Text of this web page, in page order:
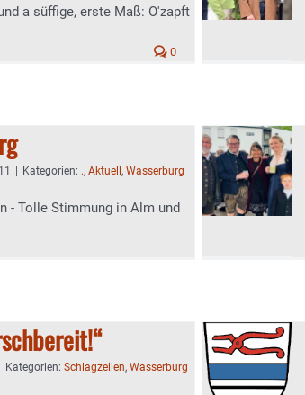
a süffige, erste Maß: O'zapft
0
Kategorien: ., Aktuell , Wasserburg
- Tolle Stimmung in Alm und
Kategorien: Schlagzeilen, Wasserburg